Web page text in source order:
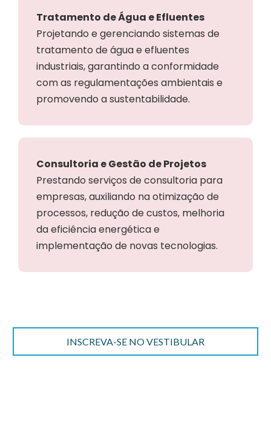
Tratamento de Água e Efluentes
Projetando e gerenciando sistemas de
tratamento de água e efluentes
industriais, garantindo a conformidade
com as regulamentações ambientais e
promovendo a sustentabilidade.
Consultoria e Gestão de Projetos
Prestando serviços de consultoria para
empresas, auxiliando na otimização de
processos, redução de custos, melhoria
da eficiência energética e
implementação de novas tecnologias.
INSCREVA-SE NO VESTIBULAR